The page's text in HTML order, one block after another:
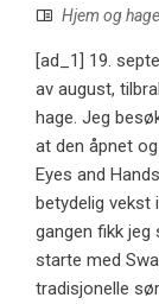
Hjem og hage
[ad_1] 19.
av august,
hage. Jeg
at den åpnet
Eyes and
betydelig vekst
gangen fikk jeg
starte med
tradisjonelle